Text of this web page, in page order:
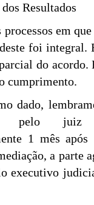
Resultados
em
foi integral.
do acordo.
cumprimento.
dado,
pelo
1 mês após
a parte
executivo